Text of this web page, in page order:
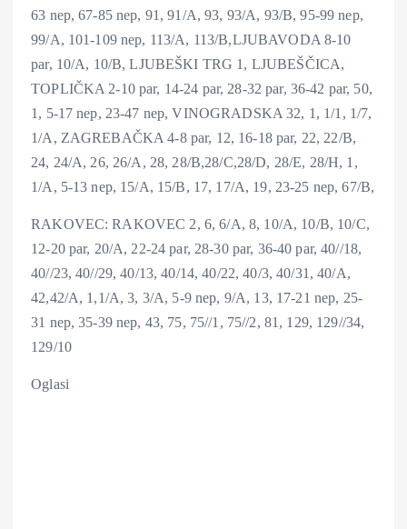
63 nep, 67-85 nep, 91, 91/A, 93, 93/A, 93/B, 95-99 nep,
99/A, 101-109 nep, 113/A, 113/B,LJUBAVODA 8-10
par, 10/A, 10/B, LJUBEŠKI TRG 1, LJUBEŠČICA,
TOPLIČKA 2-10 par, 14-24 par, 28-32 par, 36-42 par, 50,
1, 5-17 nep, 23-47 nep, VINOGRADSKA 32, 1, 1/1, 1/7,
1/A, ZAGREBAČKA 4-8 par, 12, 16-18 par, 22, 22/B,
24, 24/A, 26, 26/A, 28, 28/B,28/C,28/D, 28/E, 28/H, 1,
1/A, 5-13 nep, 15/A, 15/B, 17, 17/A, 19, 23-25 nep, 67/B,
RAKOVEC: RAKOVEC 2, 6, 6/A, 8, 10/A, 10/B, 10/C,
12-20 par, 20/A, 22-24 par, 28-30 par, 36-40 par, 40//18,
40//23, 40//29, 40/13, 40/14, 40/22, 40/3, 40/31, 40/A,
42,42/A, 1,1/A, 3, 3/A, 5-9 nep, 9/A, 13, 17-21 nep, 25-
31 nep, 35-39 nep, 43, 75, 75//1, 75//2, 81, 129, 129//34,
129/10
Oglasi